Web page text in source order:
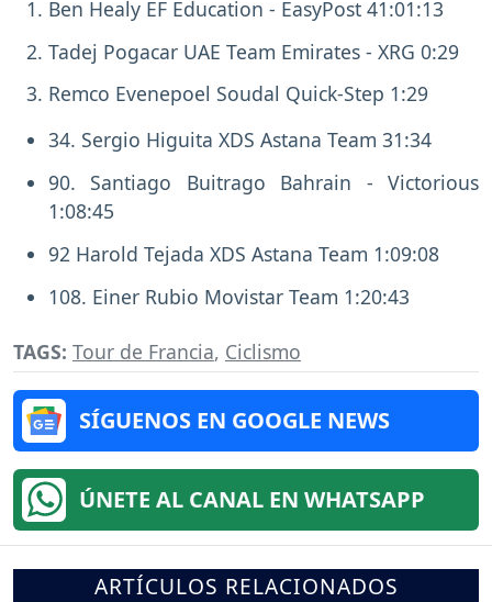
Ben Healy EF Education - EasyPost 41:01:13
Tadej Pogacar UAE Team Emirates - XRG 0:29
Remco Evenepoel Soudal Quick-Step 1:29
34. Sergio Higuita XDS Astana Team 31:34
90. Santiago Buitrago Bahrain - Victorious
1:08:45
92 Harold Tejada XDS Astana Team 1:09:08
108. Einer Rubio Movistar Team 1:20:43
TAGS: Tour de Francia, Ciclismo
SÍGUENOS EN GOOGLE NEWS
ÚNETE AL CANAL EN WHATSAPP
ARTÍCULOS RELACIONADOS